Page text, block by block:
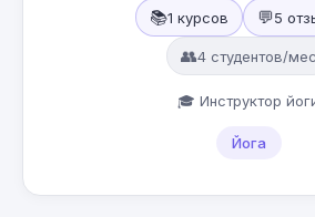
📚1 курсов 💬5
👥4 студентов/мес
🎓 Инструктор
Йога